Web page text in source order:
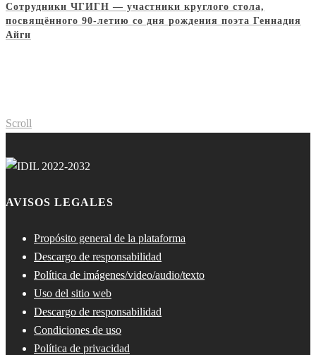
Сотрудники ЧГИГН — участники круглого стола,
посвящённого 90-летию со дня рождения поэта Геннадия
Айги
Scroll
AVISOS LEGALES
Propósito general de la plataforma
Descargo de responsabilidad
Política de imágenes/video/audio/texto
Uso del sitio web
Descargo de responsabilidad
Condiciones de uso
Política de privacidad